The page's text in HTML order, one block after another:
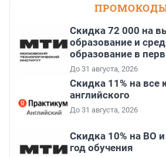
Скидка 72 000 на
образование и
образование в
До 31 августа, 2026
Скидка 11% на все
английского
До 31 августа, 2026
Скидка 10% на ВО
год обучения